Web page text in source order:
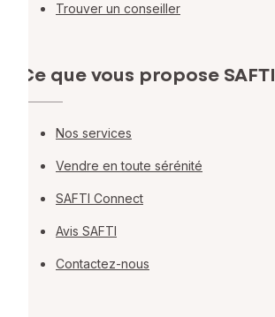
Trouver un conseiller
Ce que vous propose SAFTI
Nos services
Vendre en toute sérénité
SAFTI Connect
Avis SAFTI
Contactez-nous